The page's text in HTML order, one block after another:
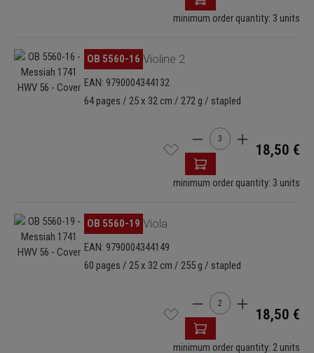
minimum order quantity: 3 units
Skip image gallery OB 5560-16 Violine 2
EAN: 9790004344132
64 pages / 25 x 32 cm / 272 g / stapled
Product Quantity:
18,50 €
minimum order quantity: 3 units
Skip image gallery OB 5560-19 Viola
EAN: 9790004344149
60 pages / 25 x 32 cm / 255 g / stapled
Product Quantity:
18,50 €
minimum order quantity: 2 units